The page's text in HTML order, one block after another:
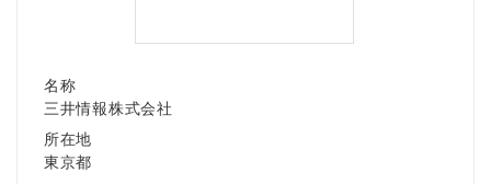
名称
三井情報株式会社
所在地
東京都